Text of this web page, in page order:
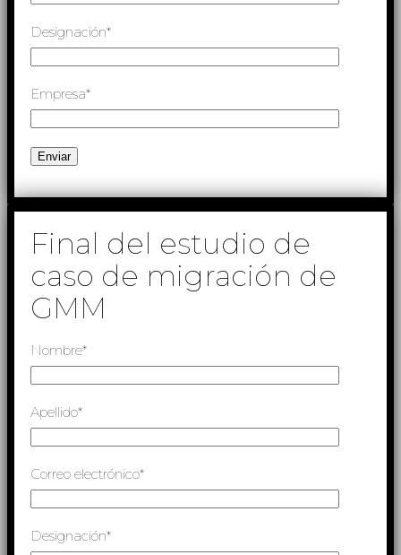
Designación*
Empresa*
Final del estudio de
caso de migración de
GMM
Nombre*
Apellido*
Correo electrónico*
Designación*